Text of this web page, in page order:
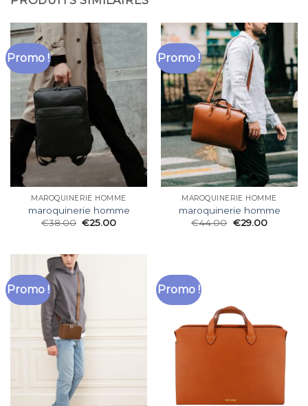
Promo !
MAROQUINERIE HOMME
maroquinerie homme
€38.00 €25.00
Promo !
MAROQUINERIE HOMME
maroquinerie homme
€44.00 €29.00
Promo ! Promo !